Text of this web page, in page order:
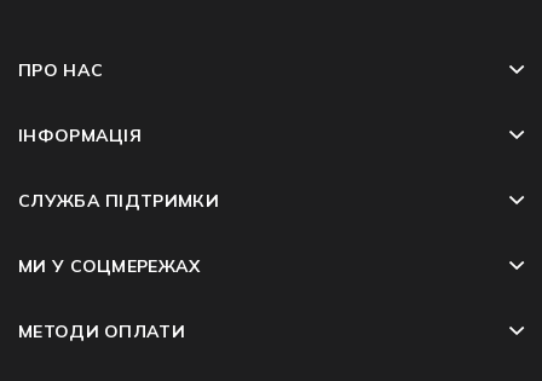
ПРО НАС
ІНФОРМАЦІЯ
СЛУЖБА ПІДТРИМКИ
МИ У СОЦМЕРЕЖАХ
МЕТОДИ ОПЛАТИ